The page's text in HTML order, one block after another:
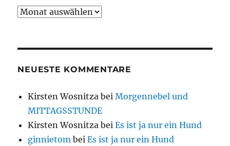
Archiv
NEUESTE KOMMENTARE
Kirsten Wosnitza beiMorgennebel und
MITTAGSSTUNDE
Kirsten Wosnitza beiEs ist ja nur ein Hund
ginnietom beiEs ist ja nur ein Hund